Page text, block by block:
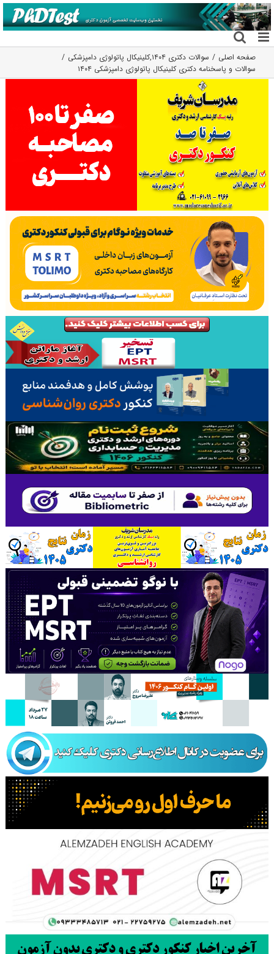
رفتن
به
محتوا
صفحه اصلی سوالات دکتری ۱۴۰۴ ,کلینیکال پاتولوژی دامپزشکی
سوالات و پاسخنامه دکتری کلینیکال پاتولوژی دامپزشکی ۱۴۰۴